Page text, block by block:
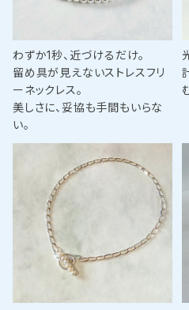
わずか1秒、近づけるだけ。
留め具が見えないストレスフリ
ーネックレス。
美しさに、妥協も手間もいらな
い。